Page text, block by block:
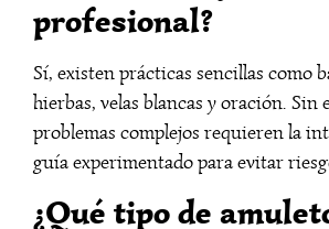
profesional?
Sí, existen prácticas sencillas como
hierbas, velas blancas y oración. Sin
problemas complejos requieren la
guía experimentado para evitar
¿Qué tipo de